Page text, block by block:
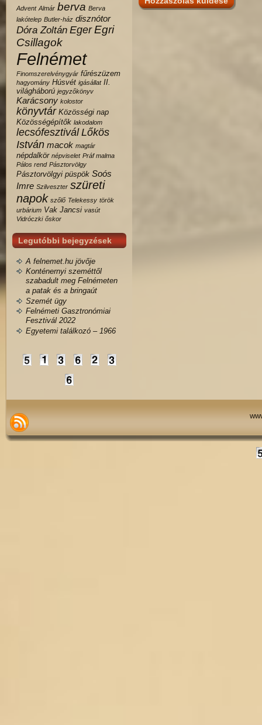
Advent Almár berva Berva
lakótelep Butler-ház disznótor
Dóra Zoltán Eger Egri
Csillagok
Felnémet
Finomszerelvénygyár fűrészüzem
hagyomány Húsvét igásállat II.
világháború jegyzőkönyv
Karácsony kolostor
könyvtár Közösségi nap
Közösségépítők lakodalom
lecsófesztivál Lőkös
István macok magtár
népdalkör népviselet Práf malma
Pálos rend Pásztorvölgy
Pásztorvölgyi püspök Soós
Imre Szilveszter szüreti
napok szőlő Telekessy török
urbárium Vak Jancsi vasút
Vidróczki őskor
Legutóbbi bejegyzések
A felnemet.hu jövője
Konténernyi szeméttől
szabadult meg Felnémeten
a patak és a bringaút
Szemét ügy
Felnémeti Gasztronómiai
Fesztivál 2022
Egyetemi találkozó – 1966